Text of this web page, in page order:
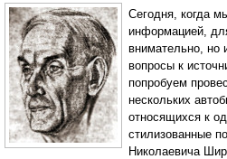
Сегодня, когда
информацией,
внимательно, но
вопросы к
попробуем
нескольких
относящихся к
стилизованные
Николаевича